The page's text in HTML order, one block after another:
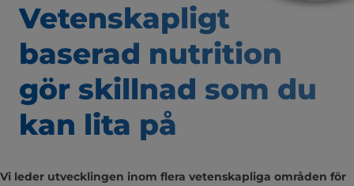
Vetenskapligt
baserad nutrition
gör skillnad som du
kan lita på
Vi leder utvecklingen inom flera vetenskapliga områden för